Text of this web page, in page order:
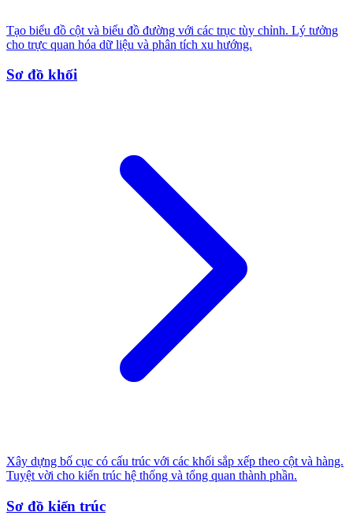
Tạo biểu đồ cột và biểu đồ đường với các trục tùy chỉnh. Lý tưởng
cho trực quan hóa dữ liệu và phân tích xu hướng.
Sơ đồ khối
Xây dựng bố cục có cấu trúc với các khối sắp xếp theo cột và hàng.
Tuyệt vời cho kiến trúc hệ thống và tổng quan thành phần.
Sơ đồ kiến trúc